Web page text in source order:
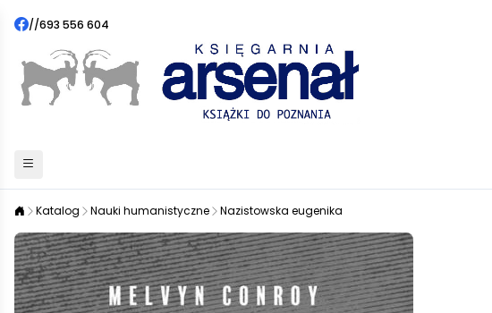
//693 556 604
Katalog Nauki humanistyczne Nazistowska eugenika